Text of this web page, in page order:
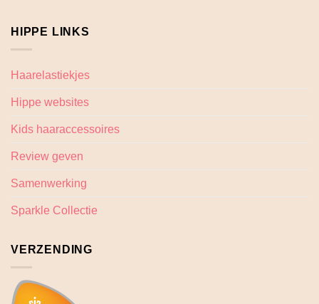
HIPPE LINKS
Haarelastiekjes
Hippe websites
Kids haaraccessoires
Review geven
Samenwerking
Sparkle Collectie
VERZENDING